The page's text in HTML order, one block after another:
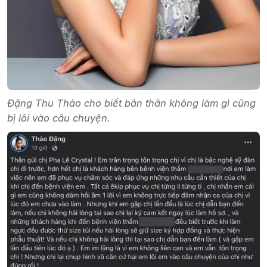
Đặng Thu Thảo cho biết bản thân không làm gì cũng
bị lôi vào câu chuyện.